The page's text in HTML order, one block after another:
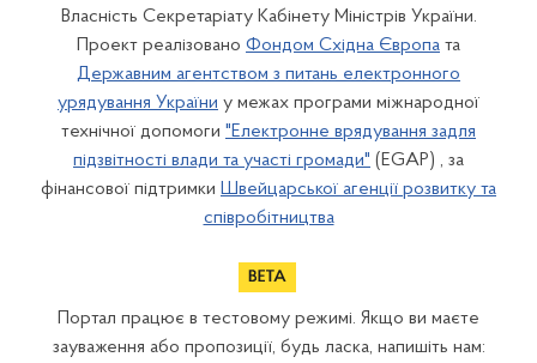
Власність Секретаріату Кабінету Міністрів України.
Проект реалізовано Фондом Східна Європа та
Державним агентством з питань електронного
урядування України у межах програми міжнародної
технічної допомоги "Електронне врядування задля
підзвітності влади та участі громади" (EGAP) , за
фінансової підтримки Швейцарської агенції розвитку та
співробітництва
Портал працює в тестовому режимі. Якщо ви маєте
зауваження або пропозиції, будь ласка, напишіть нам: